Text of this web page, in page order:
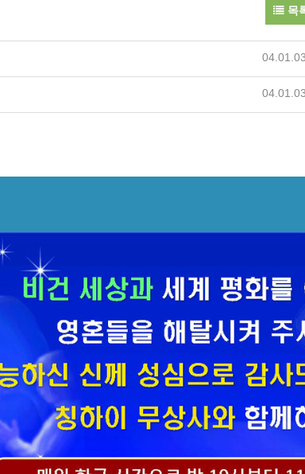
목
04.01.03
04.01.03